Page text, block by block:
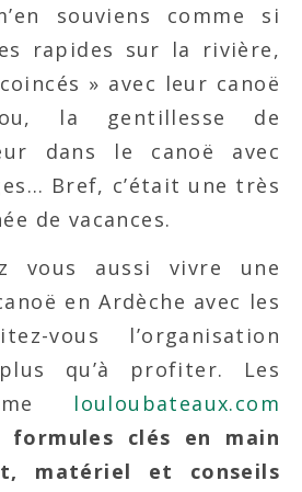
souviens comme si
rapides sur la rivière,
» avec leur canoë
la gentillesse de
dans le canoë avec
Bref, c’était une très
de vacances.
vous aussi vivre une
en Ardèche avec les
vous l’organisation
qu’à profiter. Les
louloubateaux.com
formules clés en main
matériel et conseils